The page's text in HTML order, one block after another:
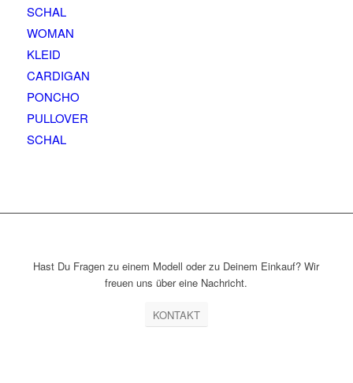
SCHAL
WOMAN
KLEID
CARDIGAN
PONCHO
PULLOVER
SCHAL
Hast Du Fragen zu einem Modell oder zu Deinem Einkauf? Wir
freuen uns über eine Nachricht.
KONTAKT